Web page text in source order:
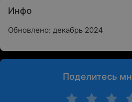
Инфо
Обновлено: декабрь 2024
Поделитесь